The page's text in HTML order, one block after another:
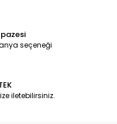
seçeneği
iletebilirsiniz.